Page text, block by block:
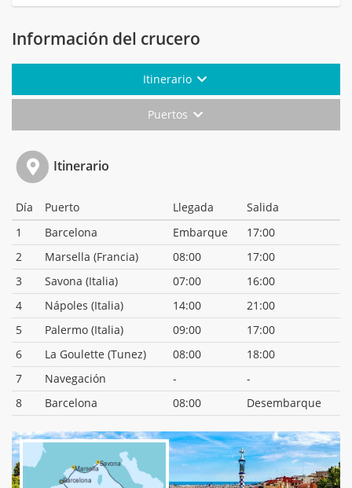
Información del crucero
Itinerario
Puertos
Itinerario
Día Puerto Llegada
Salida
1
Barcelona Embarque
17:00
2
Marsella (Francia) 08:00
17:00
3
Savona (Italia) 07:00
16:00
4
Nápoles (Italia) 14:00
21:00
5
Palermo (Italia) 09:00
17:00
6
La Goulette (Tunez) 08:00
18:00
7
Navegación -
-
8
Barcelona 08:00 Desembarque